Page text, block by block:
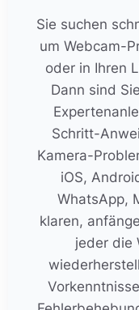
Sie suchen
um Webcam-
oder in Ihren
Dann sind
Schritt-
Kamera-
iOS,
WhatsApp,
klaren,
jeder die